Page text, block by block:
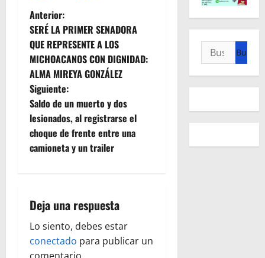
N
a
v
e
g
a
i
ó
n
Anterior:
SERÉ LA PRIMER SENADORA
QUE REPRESENTE A LOS
MICHOACANOS CON DIGNIDAD:
ALMA MIREYA GONZÁLEZ
Siguiente:
Saldo de un muerto y dos
lesionados, al registrarse el
choque de frente entre una
camioneta y un trailer
Deja una respuesta
Lo siento, debes estar
conectado para publicar un
Buscar: